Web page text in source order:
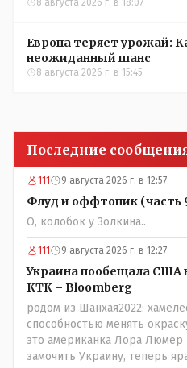
УЕФА
Европа теряет урожай:
неожиданный шанс
8 августа 2026 г. в 15:45
Последние
111 9 августа 2026 г. в 12:57
Флуд и оффтопик (часть
О, колобок у Золкина..
111 9 августа 2026 г. в 12:27
Украина пообещала США
КТК – Bloomberg
родом из Шанхая2022:
способностью менять
это американка Лора Люмер
замочить Украину, теперь